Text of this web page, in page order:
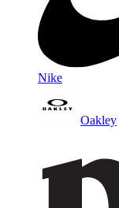
Nike
Oakley